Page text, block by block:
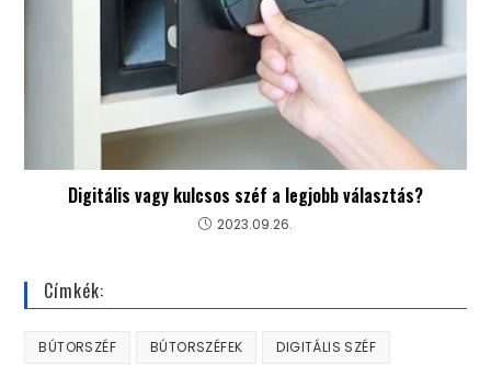
Digitális vagy kulcsos széf a legjobb választás?
2023.09.26.
Címkék:
BÚTORSZÉF BÚTORSZÉFEK DIGITÁLIS SZÉF